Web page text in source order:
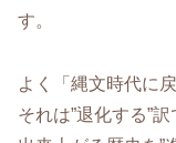
す。
よく「縄文時代に
それは”退化する”